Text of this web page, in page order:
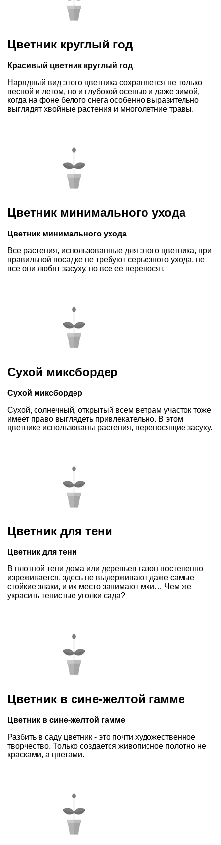
Цветник круглый год
Красивый цветник круглый год
Нарядный вид этого цветника сохраняется не только
весной и летом, но и глубокой осенью и даже зимой,
когда на фоне белого снега особенно выразительно
выглядят хвойные растения и многолетние травы.
Цветник минимального ухода
Цветник минимального ухода
Все растения, использованные для этого цветника, при
правильной посадке не требуют серьезного ухода, не
все они любят засуху, но все ее переносят.
Сухой миксбордер
Сухой миксбордер
Сухой, солнечный, открытый всем ветрам участок тоже
имеет право выглядеть привлекательно. В этом
цветнике использованы растения, переносящие засуху.
Цветник для тени
Цветник для тени
В плотной тени дома или деревьев газон постепенно
изреживается, здесь не выдерживают даже самые
стойкие злаки, и их место занимают мхи… Чем же
украсить тенистые уголки сада?
Цветник в сине-желтой гамме
Цветник в сине-желтой гамме
Разбить в саду цветник - это почти художественное
творчество. Только создается живописное полотно не
красками, а цветами.